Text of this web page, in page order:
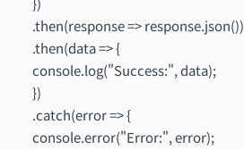
.then(response => response.json())
.then(data => {
console.log("Success:", data);
})
.catch(error => {
console.error("Error:", error);